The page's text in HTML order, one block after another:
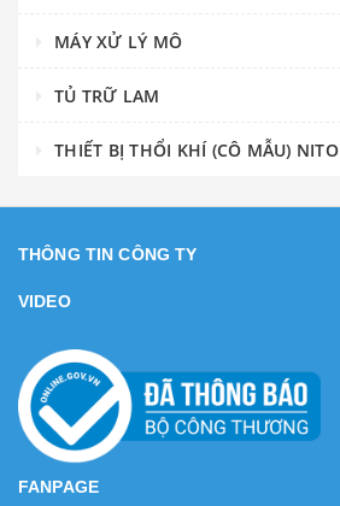
MÁY XỬ LÝ MÔ
TỦ TRỮ LAM
THIẾT BỊ THỔI KHÍ (CÔ MẪU) NITO
THÔNG TIN CÔNG TY
VIDEO
FANPAGE